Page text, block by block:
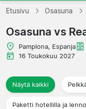
Etusivu
Joukkueet
Liigat
Matkatoimistoja
Etusivu Osasuna
Osasuna vs
Pamplona, Espanja
16 Toukokuu 2027
Näytä kaikki
Paketti hotellilla ja